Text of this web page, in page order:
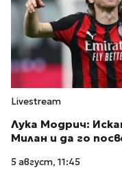
Livestream
Лука Модрич:
Милан и да го
5 август, 11:45